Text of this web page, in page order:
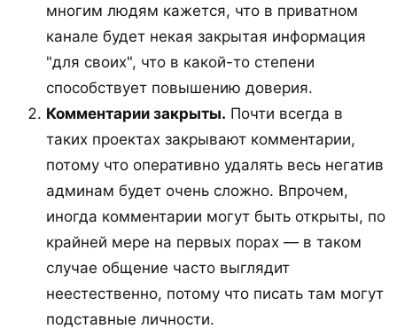
многим людям кажется, что в приватном
канале будет некая закрытая информация
"для своих", что в какой-то степени
способствует повышению доверия.
Комментарии закрыты. Почти всегда в
таких проектах закрывают комментарии,
потому что оперативно удалять весь негатив
админам будет очень сложно. Впрочем,
иногда комментарии могут быть открыты, по
крайней мере на первых порах — в таком
случае общение часто выглядит
неестественно, потому что писать там могут
подставные личности.